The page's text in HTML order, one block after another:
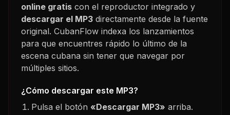
online gratis con el reproductor integrado y
descargar el MP3 directamente desde la fuente
original. CubanFlow indexa los lanzamientos
para que encuentres rápido lo último de la
escena cubana sin tener que navegar por
múltiples sitios.
¿Cómo descargar este MP3?
Pulsa el botón «Descargar MP3» arriba.